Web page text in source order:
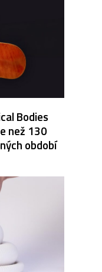
Bodies
než 130
období